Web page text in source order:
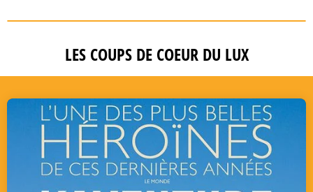
LES COUPS DE COEUR DU LUX